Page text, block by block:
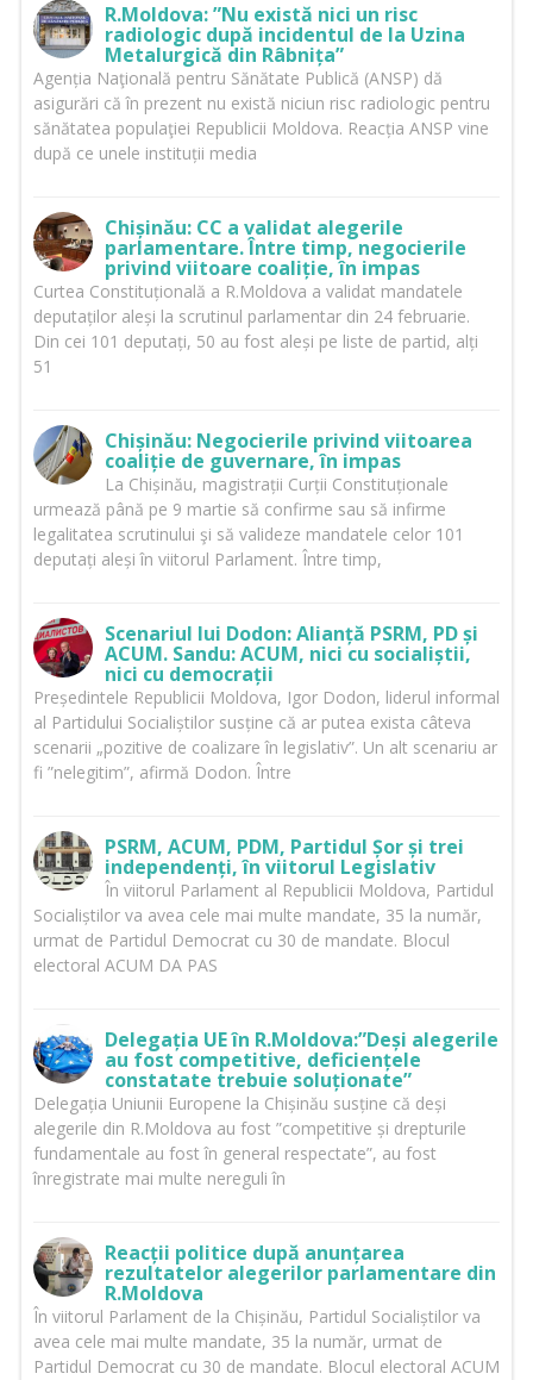
R.Moldova: ”Nu există nici un risc
radiologic după incidentul de la Uzina
Metalurgică din Râbnița”
Agenția Naţională pentru Sănătate Publică (ANSP) dă
asigurări că în prezent nu există niciun risc radiologic pentru
sănătatea populaţiei Republicii Moldova. Reacția ANSP vine
după ce unele instituții media
Chișinău: CC a validat alegerile
parlamentare. Între timp, negocierile
privind viitoare coaliție, în impas
Curtea Constituțională a R.Moldova a validat mandatele
deputaților aleși la scrutinul parlamentar din 24 februarie.
Din cei 101 deputați, 50 au fost aleși pe liste de partid, alți
51
Chișinău: Negocierile privind viitoarea
coaliție de guvernare, în impas
La Chișinău, magistrații Curții Constituționale
urmează până pe 9 martie să confirme sau să infirme
legalitatea scrutinului şi să valideze mandatele celor 101
deputați aleși în viitorul Parlament. Între timp,
Scenariul lui Dodon: Alianță PSRM, PD și
ACUM. Sandu: ACUM, nici cu socialiștii,
nici cu democrații
Președintele Republicii Moldova, Igor Dodon, liderul informal
al Partidului Socialiștilor susține că ar putea exista câteva
scenarii „pozitive de coalizare în legislativ”. Un alt scenariu ar
fi ”nelegitim”, afirmă Dodon. Între
PSRM, ACUM, PDM, Partidul Șor și trei
independenți, în viitorul Legislativ
În viitorul Parlament al Republicii Moldova, Partidul
Socialiștilor va avea cele mai multe mandate, 35 la număr,
urmat de Partidul Democrat cu 30 de mandate. Blocul
electoral ACUM DA PAS
Delegația UE în R.Moldova:”Deși alegerile
au fost competitive, deficiențele
constatate trebuie soluționate”
Delegația Uniunii Europene la Chișinău susține că deși
alegerile din R.Moldova au fost ”competitive și drepturile
fundamentale au fost în general respectate”, au fost
înregistrate mai multe nereguli în
Reacții politice după anunțarea
rezultatelor alegerilor parlamentare din
R.Moldova
În viitorul Parlament de la Chișinău, Partidul Socialiștilor va
avea cele mai multe mandate, 35 la număr, urmat de
Partidul Democrat cu 30 de mandate. Blocul electoral ACUM